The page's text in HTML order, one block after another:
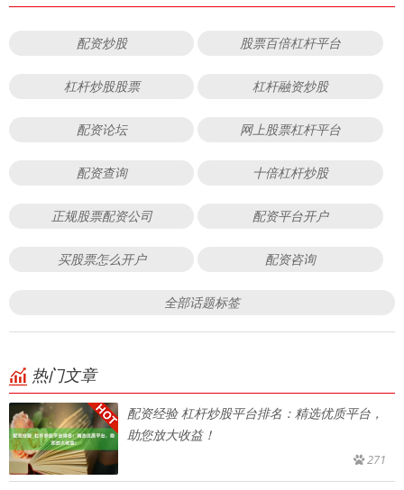
配资炒股 股票百倍杠杆平台
杠杆炒股股票 杠杆融资炒股
配资论坛 网上股票杠杆平台
配资查询 十倍杠杆炒股
正规股票配资公司 配资平台开户
买股票怎么开户 配资咨询
全部话题标签
热门文章
配资经验 杠杆炒股平台排名：精选优质平台，
助您放大收益！
271